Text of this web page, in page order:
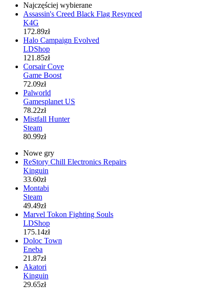
Najczęściej wybierane
Assassin's Creed Black Flag Resynced
K4G
172.89zł
Halo Campaign Evolved
LDShop
121.85zł
Corsair Cove
Game Boost
72.09zł
Palworld
Gamesplanet US
78.22zł
Mistfall Hunter
Steam
80.99zł
Nowe gry
ReStory Chill Electronics Repairs
Kinguin
33.60zł
Montabi
Steam
49.49zł
Marvel Tokon Fighting Souls
LDShop
175.14zł
Doloc Town
Eneba
21.87zł
Akatori
Kinguin
29.65zł